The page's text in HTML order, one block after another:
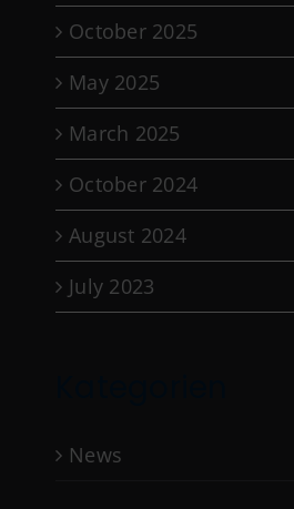
October 2025
May 2025
March 2025
October 2024
August 2024
July 2023
News